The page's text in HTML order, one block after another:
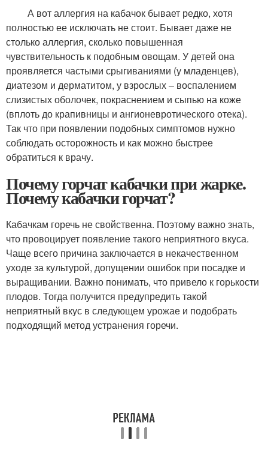
А вот аллергия на кабачок бывает редко, хотя
полностью ее исключать не стоит. Бывает даже не
столько аллергия, сколько повышенная
чувствительность к подобным овощам. У детей она
проявляется частыми срыгиваниями (у младенцев),
диатезом и дерматитом, у взрослых – воспалением
слизистых оболочек, покраснением и сыпью на коже
(вплоть до крапивницы и ангионевротического отека).
Так что при появлении подобных симптомов нужно
соблюдать осторожность и как можно быстрее
обратиться к врачу.
Почему горчат кабачки при жарке.
Почему кабачки горчат?
Кабачкам горечь не свойственна. Поэтому важно знать,
что провоцирует появление такого неприятного вкуса.
Чаще всего причина заключается в некачественном
уходе за культурой, допущении ошибок при посадке и
выращивании. Важно понимать, что привело к горькости
плодов. Тогда получится предупредить такой
неприятный вкус в следующем урожае и подобрать
подходящий метод устранения горечи.